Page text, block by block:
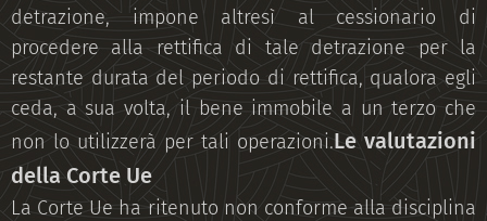
detrazione, impone altresì al cessionario di
procedere alla rettifica di tale detrazione per la
restante durata del periodo di rettifica, qualora egli
ceda, a sua volta, il bene immobile a un terzo che
non lo utilizzerà per tali operazioni.Le valutazioni
della Corte Ue
La Corte Ue ha ritenuto non conforme alla disciplina